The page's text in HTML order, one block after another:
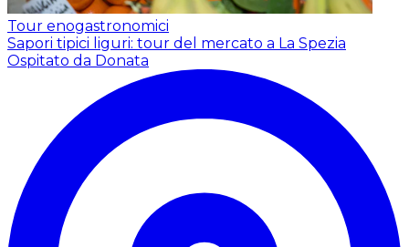
Tour enogastronomici
Sapori tipici liguri: tour del mercato a La Spezia
Ospitato da Donata